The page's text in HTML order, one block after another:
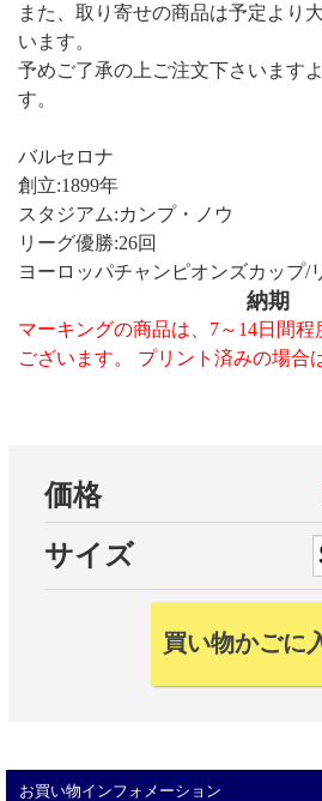
また、取り寄せの商品は予定より
います。
予めご了承の上ご注文下さいます
す。
バルセロナ
創立:1899年
スタジアム:カンプ・ノウ
リーグ優勝:26回
ヨーロッパチャンピオンズカップ/
納期
マーキングの商品は、7～14日間
ございます。 プリント済みの場合
価格
サイズ
お買い物インフォメーション